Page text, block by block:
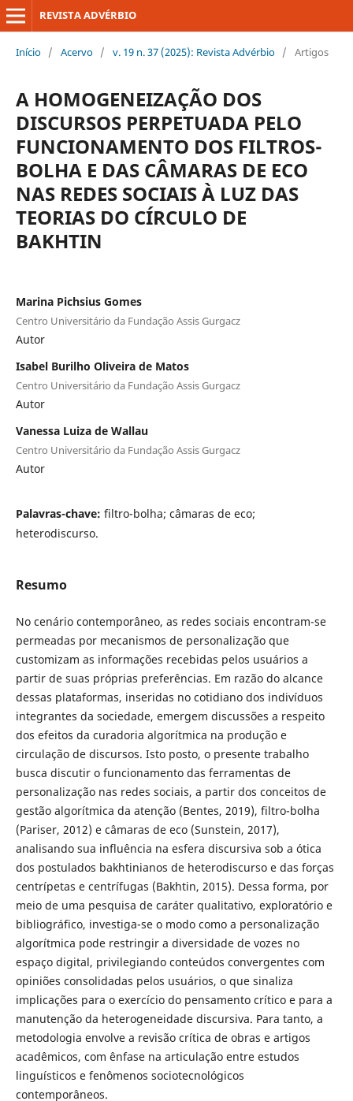
REVISTA ADVÉRBIO
Início / Acervo / v. 19 n. 37 (2025): Revista Advérbio / Artigos
A HOMOGENEIZAÇÃO DOS
DISCURSOS PERPETUADA PELO
FUNCIONAMENTO DOS FILTROS-
BOLHA E DAS CÂMARAS DE ECO
NAS REDES SOCIAIS À LUZ DAS
TEORIAS DO CÍRCULO DE
BAKHTIN
Marina Pichsius Gomes
Centro Universitário da Fundação Assis Gurgacz
Autor
Isabel Burilho Oliveira de Matos
Centro Universitário da Fundação Assis Gurgacz
Autor
Vanessa Luiza de Wallau
Centro Universitário da Fundação Assis Gurgacz
Autor
Palavras-chave: filtro-bolha; câmaras de eco;
heterodiscurso.
Resumo
No cenário contemporâneo, as redes sociais encontram-se
permeadas por mecanismos de personalização que
customizam as informações recebidas pelos usuários a
partir de suas próprias preferências. Em razão do alcance
dessas plataformas, inseridas no cotidiano dos indivíduos
integrantes da sociedade, emergem discussões a respeito
dos efeitos da curadoria algorítmica na produção e
circulação de discursos. Isto posto, o presente trabalho
busca discutir o funcionamento das ferramentas de
personalização nas redes sociais, a partir dos conceitos de
gestão algorítmica da atenção (Bentes, 2019), filtro-bolha
(Pariser, 2012) e câmaras de eco (Sunstein, 2017),
analisando sua influência na esfera discursiva sob a ótica
dos postulados bakhtinianos de heterodiscurso e das forças
centrípetas e centrífugas (Bakhtin, 2015). Dessa forma, por
meio de uma pesquisa de caráter qualitativo, exploratório e
bibliográfico, investiga-se o modo como a personalização
algorítmica pode restringir a diversidade de vozes no
espaço digital, privilegiando conteúdos convergentes com
opiniões consolidadas pelos usuários, o que sinaliza
implicações para o exercício do pensamento crítico e para a
manutenção da heterogeneidade discursiva. Para tanto, a
metodologia envolve a revisão crítica de obras e artigos
acadêmicos, com ênfase na articulação entre estudos
linguísticos e fenômenos sociotecnológicos
contemporâneos.